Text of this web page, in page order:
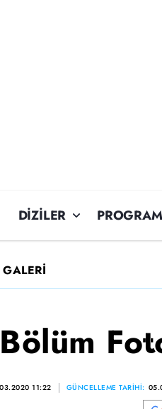
DİZİLER
GALERİ
11:22 GÜNCELLEME TARİHİ: